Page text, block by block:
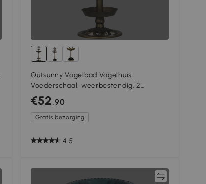
Outsunny Vogelbad Vogelhuis
Voederschaal, weerbestendig, 2
schalen, vintage design, 50 x 50 x 110
cm, Bronskleurig
€52,90
Gratis bezorging
4.5